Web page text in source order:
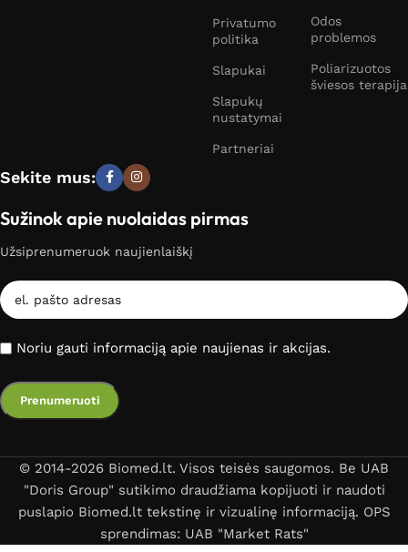
Privatumo
politika
Slapukai
Slapukų
nustatymai
Partneriai
Odos
problemos
Poliarizuotos
šviesos terapija
Sekite mus:
Sužinok apie nuolaidas pirmas
Užsiprenumeruok naujienlaiškį
Noriu gauti informaciją apie naujienas ir akcijas.
© 2014-2026 Biomed.lt. Visos teisės saugomos. Be UAB
"Doris Group" sutikimo draudžiama kopijuoti ir naudoti
puslapio Biomed.lt tekstinę ir vizualinę informaciją. OPS
sprendimas: UAB "Market Rats"